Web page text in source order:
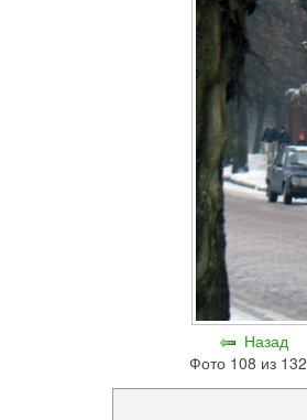
Назад
Фото 108 из 132